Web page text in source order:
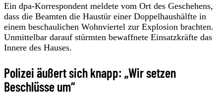
Ein dpa-Korrespondent meldete vom Ort des Geschehens,
dass die Beamten die Haustür einer Doppelhaushälfte in
einem beschaulichen Wohnviertel zur Explosion brachten.
Unmittelbar darauf stürmten bewaffnete Einsatzkräfte das
Innere des Hauses.
Polizei äußert sich knapp: „Wir setzen
Beschlüsse um“